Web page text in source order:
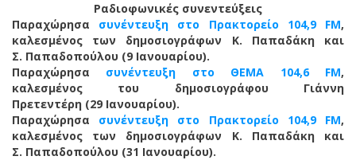
Ραδιοφωνικές συνεντεύξεις
Παραχώρησα συνέντευξη στο Πρακτορείο 104,9 FM,
καλεσμένος των δημοσιογράφων Κ. Παπαδάκη και
Σ. Παπαδοπούλου (9 Ιανουαρίου).
Παραχώρησα συνέντευξη στο ΘΕΜΑ 104,6 FM,
καλεσμένος του δημοσιογράφου Γιάννη
Πρετεντέρη (29 Ιανουαρίου).
Παραχώρησα συνέντευξη στο Πρακτορείο 104,9 FM,
καλεσμένος των δημοσιογράφων Κ. Παπαδάκη και
Σ. Παπαδοπούλου (31 Ιανουαρίου).